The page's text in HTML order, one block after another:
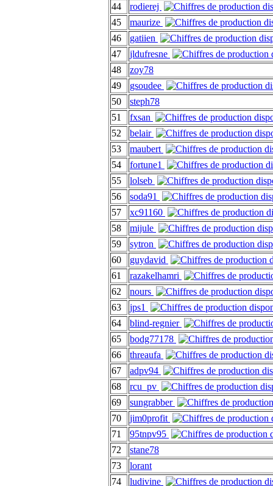
44
rodierej
45
maurize
46
gatiien
47
jldufresne
48
zoy78
49
gsoudee
50
steph78
51
fxsan
52
belair
53
maubert
54
fortune1
55
lolseb
56
soda91
57
xc91160
58
mijule
59
sytron
60
guydavid
61
razakelhamri
62
nours
63
jps1
64
blind-regnier
65
bodg77178
66
threaufa
67
adpv94
68
rcu_pv
69
sungrabber
70
jim0profit
71
95tnpv95
72
stane78
73
lorant
74
ludivine